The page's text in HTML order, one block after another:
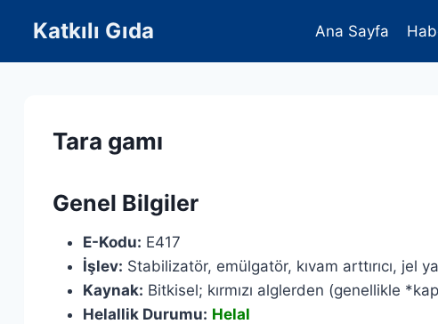
content
Katkılı Gıda Ana Sayfa
Tara gamı
Genel Bilgiler
E-Kodu: E417
İşlev: Stabilizatör, emülgatör, kıvam arttırıcı, jel
Kaynak: Bitkisel; kırmızı alglerden (genellikle
Helallik Durumu: Helal